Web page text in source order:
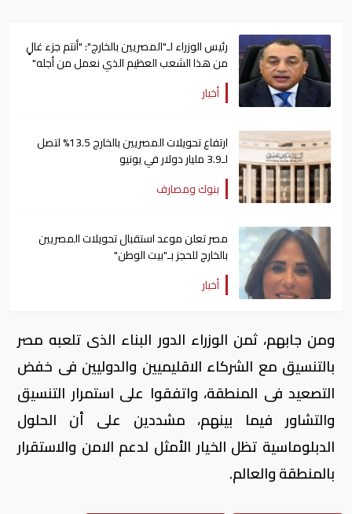
رئيس الوزراء لـ"المصريين بالخارج": "أنتم جزء غالٍ
من هذا الشعب العظيم الذي نعمل من أجله"
أخبار
ارتفاع تحويلات المصريين بالخارج 13.5% لتصل
لـ3.9 مليار دولار في يونيو
بنوك ومصارف
مصر تعلن موعد استقبال تحويلات المصريين
بالخارج للحجز بـ"بيت الوطن"
أخبار
ومن جابهم، ثمن الوزراء الدور البناء الذى تلعبه مصر
بالتنسيق مع الشركاء الاقليميين والدوليين فى خفض
التصعيد فى المنطقة، واتفقوا على استمرار التنسيق
والتشاور فيما بينهم، مشددين على أن الحلول
الدبلوماسية تظل الخيار الأمثل لدعم الامن والاستقرار
بالمنطقة والعالم.